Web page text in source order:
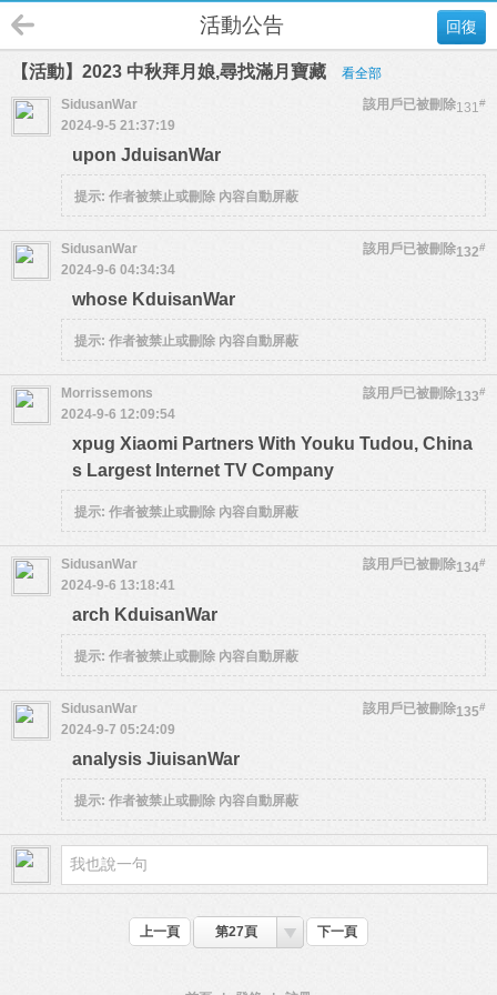
回復
活動公告
【活動】2023 中秋拜月娘,尋找滿月寶藏 看全部
131#
SidusanWar
該用戶已被刪除
2024-9-5 21:37:19
upon JduisanWar
提示: 作者被禁止或刪除 內容自動屏蔽
132#
SidusanWar
該用戶已被刪除
2024-9-6 04:34:34
whose KduisanWar
提示: 作者被禁止或刪除 內容自動屏蔽
133#
Morrissemons
該用戶已被刪除
2024-9-6 12:09:54
xpug Xiaomi Partners With Youku Tudou, China
s Largest Internet TV Company
提示: 作者被禁止或刪除 內容自動屏蔽
134#
SidusanWar
該用戶已被刪除
2024-9-6 13:18:41
arch KduisanWar
提示: 作者被禁止或刪除 內容自動屏蔽
135#
SidusanWar
該用戶已被刪除
2024-9-7 05:24:09
analysis JiuisanWar
提示: 作者被禁止或刪除 內容自動屏蔽
上一頁 第27頁 下一頁